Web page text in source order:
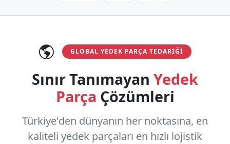
GLOBAL YEDEK PARÇA TEDARIĞI
Sınır Tanımayan Yedek
Parça Çözümleri
Türkiye'den dünyanın her noktasına, en
kaliteli yedek parçaları en hızlı lojistik